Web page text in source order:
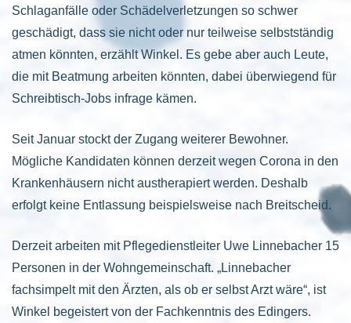
Schlaganfälle oder Schädelverletzungen so schwer
geschädigt, dass sie nicht oder nur teilweise selbstständig
atmen könnten, erzählt Winkel. Es gebe aber auch Leute,
die mit Beatmung arbeiten könnten, dabei überwiegend für
Schreibtisch-Jobs infrage kämen.
Seit Januar stockt der Zugang weiterer Bewohner.
Mögliche Kandidaten können derzeit wegen Corona in den
Krankenhäusern nicht austherapiert werden. Deshalb
erfolgt keine Entlassung beispielsweise nach Breitscheid.
Derzeit arbeiten mit Pflegedienstleiter Uwe Linnebacher 15
Personen in der Wohngemeinschaft. „Linnebacher
fachsimpelt mit den Ärzten, als ob er selbst Arzt wäre“, ist
Winkel begeistert von der Fachkenntnis des Edingers.